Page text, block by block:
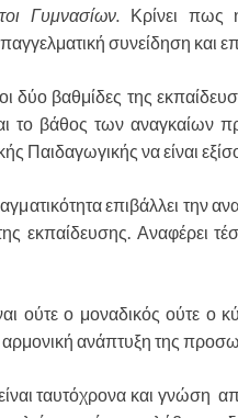
Γυμνασίων. Κρίνει πως
συνείδηση και
δύο βαθμίδες της
το βάθος των αναγκαίων
Παιδαγωγικής να είναι
επιβάλλει την
εκπαίδευσης. Αναφέρει
ούτε ο μοναδικός ούτε ο
αρμονική ανάπτυξη της
ταυτόχρονα και γνώση